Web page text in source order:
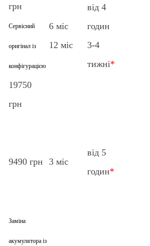
грн
Сервісний
оригінал із
конфігурацією
19750
грн
6 міс
12 міс
від 4
годин
3-4
тижні*
9490 грн 3 міс
від 5
годин*
Заміна
акумулятора із